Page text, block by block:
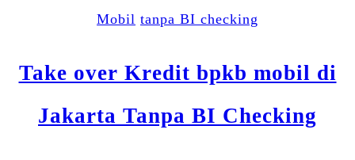
Mobil tanpa BI checking
Take over Kredit bpkb mobil di
Jakarta Tanpa BI Checking